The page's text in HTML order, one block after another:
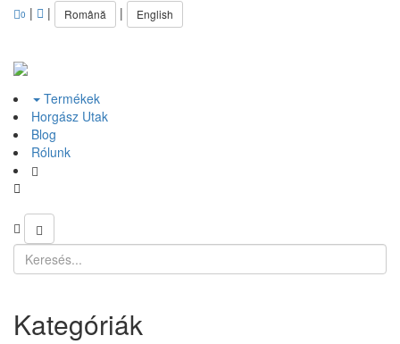
0 | | Română | English
Termékek
Horgász Utak
Blog
Rólunk
Kategóriák